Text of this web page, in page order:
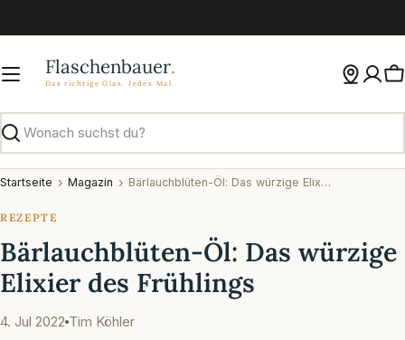
Inhalt
Suchen
Startseite Magazin Bärlauchblüten-Öl: Das würzige Elixier des Frühlings
REZEPTE
Bärlauchblüten-Öl: Das würzige
Elixier des Frühlings
4. Jul 2022 Tim Köhler